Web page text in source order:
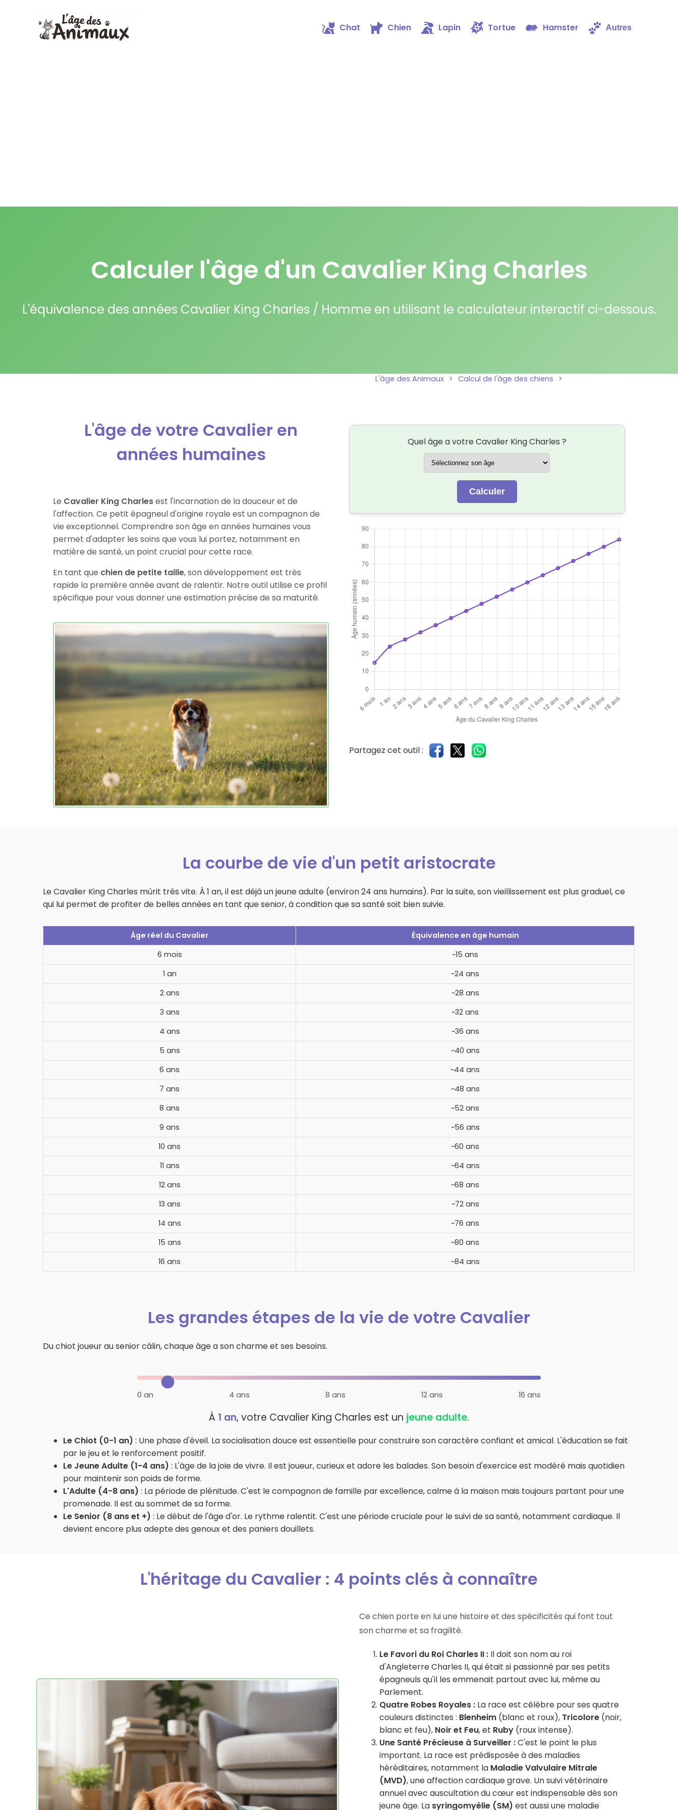
Chat Chien Lapin Tortue Hamster Autres
Calculer l'âge d'un Cavalier King Charles
L'équivalence des années Cavalier King Charles / Homme en utilisant le calculateur interactif ci-dessous.
L'âge des Animaux > Calcul de l'âge des chiens >
L'âge de votre Cavalier en
années humaines
Le Cavalier King Charlesest l'incarnation de la douceur et de
l'affection. Ce petit épagneul d'origine royale est un compagnon de
vie exceptionnel. Comprendre son âge en années humaines vous
permet d'adapter les soins que vous lui portez, notamment en
matière de santé, un point crucial pour cette race.
En tant que chien de petite taille, son développement est très
rapide la première année avant de ralentir. Notre outil utilise ce profil
spécifique pour vous donner une estimation précise de sa maturité.
Quel âge a votre Cavalier King Charles ?
Calculer
Partagez cet outil :
La courbe de vie d'un petit aristocrate
Le Cavalier King Charles mûrit très vite. À 1 an, il est déjà un jeune adulte (environ 24 ans humains). Par la suite, son vieillissement est plus graduel, ce
qui lui permet de profiter de belles années en tant que senior, à condition que sa santé soit bien suivie.
Âge réel du Cavalier
Équivalence en âge humain
6 mois
~15 ans
1 an
~24 ans
2 ans
~28 ans
3 ans
~32 ans
4 ans
~36 ans
5 ans
~40 ans
6 ans
~44 ans
7 ans
~48 ans
8 ans
~52 ans
9 ans
~56 ans
10 ans
~60 ans
11 ans
~64 ans
12 ans
~68 ans
13 ans
~72 ans
14 ans
~76 ans
15 ans
~80 ans
16 ans
~84 ans
Les grandes étapes de la vie de votre Cavalier
Du chiot joueur au senior câlin, chaque âge a son charme et ses besoins.
0 an 4 ans 8 ans 12 ans 16 ans
À 1 an, votre Cavalier King Charles est un jeune adulte.
Le Chiot (0-1 an) : Une phase d'éveil. La socialisation douce est essentielle pour construire son caractère confiant et amical. L'éducation se fait
par le jeu et le renforcement positif.
Le Jeune Adulte (1-4 ans) : L'âge de la joie de vivre. Il est joueur, curieux et adore les balades. Son besoin d'exercice est modéré mais quotidien
pour maintenir son poids de forme.
L'Adulte (4-8 ans) : La période de plénitude. C'est le compagnon de famille par excellence, calme à la maison mais toujours partant pour une
promenade. Il est au sommet de sa forme.
Le Senior (8 ans et +) : Le début de l'âge d'or. Le rythme ralentit. C'est une période cruciale pour le suivi de sa santé, notamment cardiaque. Il
devient encore plus adepte des genoux et des paniers douillets.
L'héritage du Cavalier : 4 points clés à connaître
Ce chien porte en lui une histoire et des spécificités qui font tout
son charme et sa fragilité.
Le Favori du Roi Charles II : Il doit son nom au roi
d'Angleterre Charles II, qui était si passionné par ses petits
épagneuls qu'il les emmenait partout avec lui, même au
Parlement.
Quatre Robes Royales : La race est célèbre pour ses quatre
couleurs distinctes : Blenheim (blanc et roux), Tricolore (noir,
blanc et feu), Noir et Feu, et Ruby (roux intense).
Une Santé Précieuse à Surveiller :C'est le point le plus
important. La race est prédisposée à des maladies
héréditaires, notamment la Maladie Valvulaire Mitrale
(MVD), une affection cardiaque grave. Un suivi vétérinaire
annuel avec auscultation du cœur est indispensable dès son
jeune âge. La syringomyélie (SM) est aussi une maladie